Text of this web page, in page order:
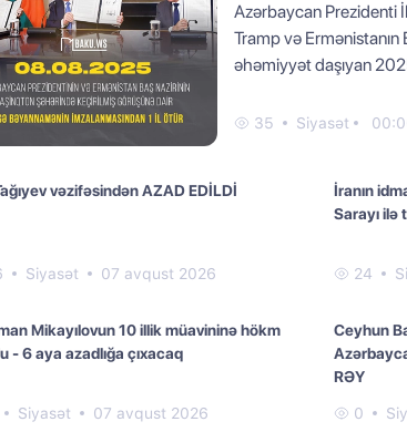
Azərbaycan Prezidenti
Tramp və Ermənistanın
əhəmiyyət daşıyan
35 Siyasət
vəzifəsindən AZAD EDİLDİ
Siyasət 07 avqust 2026
İranın
Sarayı ilə
24
Mikayılovun 10 illik müavininə hökm
- 6 aya azadlığa çıxacaq
Siyasət 07 avqust 2026
Ceyhun
RƏY
0